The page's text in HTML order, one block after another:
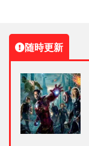
随時更新